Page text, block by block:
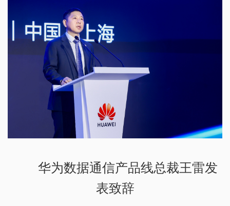
华为数据通信产品线总裁王雷发
表致辞